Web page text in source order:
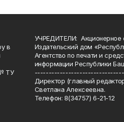
в
ТУ
УЧРЕДИТЕЛИ: Акционерное
Издательский дом
Агентство по печати и
информации Республики
Директор (главный
Светлана Алексеевна.
Телефон: 8(34757) 6-21-12